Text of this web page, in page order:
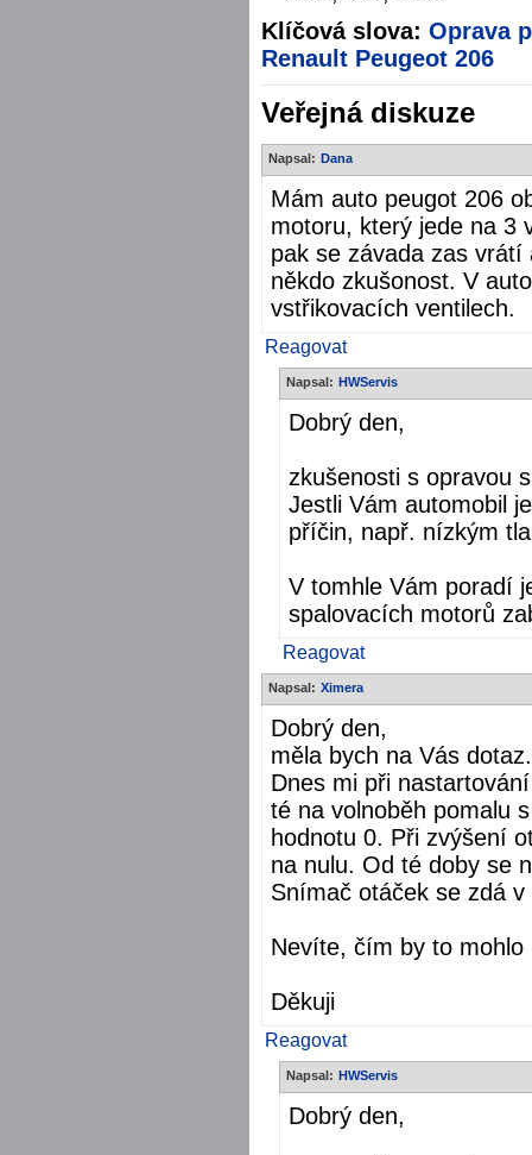
Klíčová slova: Oprava
Renault Peugeot 206
Veřejná diskuze
Napsal: Dana
Mám auto peugot 206
motoru, který jede na 3
pak se závada zas
někdo zkušonost. V
vstřikovacích ventilech.
Reagovat
Napsal: HWServis
Dobrý den,
zkušenosti s opravou
Jestli Vám automobil
příčin, např. nízkým
V tomhle Vám poradí
spalovacích motorů
Reagovat
Napsal: Ximera
Dobrý den,
měla bych na Vás
Dnes mi při
té na volnoběh pomalu
hodnotu 0. Při zvýšení
na nulu. Od té doby se
Snímač otáček se zdá
Nevíte, čím by to mohlo
Děkuji
Reagovat
Napsal: HWServis
Dobrý den,